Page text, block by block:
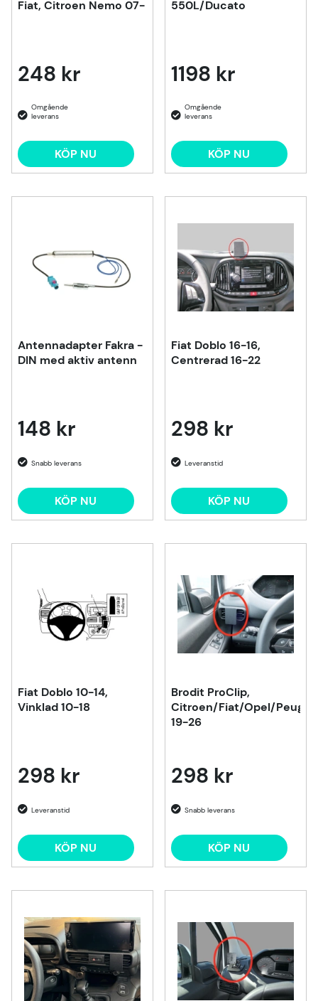
Fiat, Citroen Nemo 07-
248 kr
KÖP NU
550L/Ducato
1198 kr
KÖP NU
Antennadapter Fakra -
DIN med aktiv antenn
148 kr
KÖP NU
Fiat Doblo 16-16,
Centrerad 16-22
298 kr
KÖP NU
Fiat Doblo 10-14,
Vinklad 10-18
298 kr
KÖP NU
Brodit ProClip,
Citroen/Fiat/Opel/
19-26
298 kr
KÖP NU